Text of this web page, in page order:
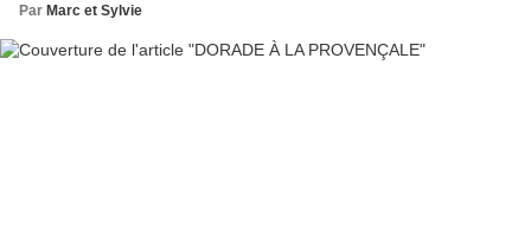
Par Marc et Sylvie